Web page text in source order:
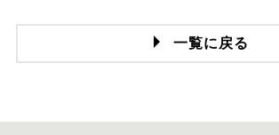
一覧に戻る